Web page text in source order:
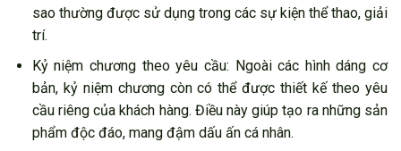
sao thường được sử dụng trong các sự kiện thể thao, giải
trí.
Kỷ niệm chương theo yêu cầu: Ngoài các hình dáng cơ
bản, kỷ niệm chương còn có thể được thiết kế theo yêu
cầu riêng của khách hàng. Điều này giúp tạo ra những sản
phẩm độc đáo, mang đậm dấu ấn cá nhân.